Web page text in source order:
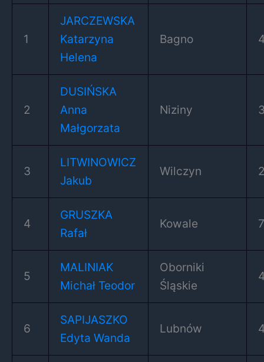
1
JARCZEWSKA
Katarzyna
Helena
Bagno
2
DUSIŃSKA
Anna
Małgorzata
Niziny
3
LITWINOWICZ
Jakub
Wilczyn
4
GRUSZKA
Rafał
Kowale
5
MALINIAK
Michał Teodor
Oborniki
Śląskie
6
SAPIJASZKO
Edyta Wanda
Lubnów